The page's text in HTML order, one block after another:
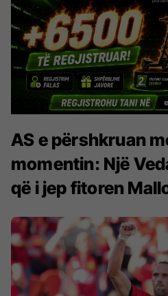
AS e përshkruan
momentin: Një
që i jep fitoren